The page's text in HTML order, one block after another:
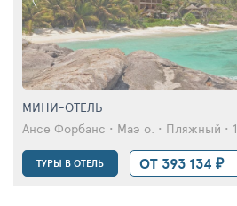
МИНИ-ОТЕЛЬ
Ансе Форбанс • Маэ о. • Пляжный •
ТУРЫ В ОТЕЛЬ ОТ 393 134 ₽